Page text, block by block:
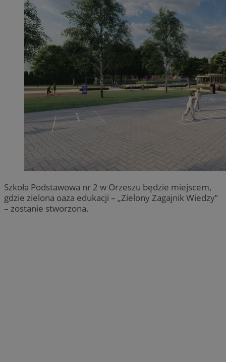
Szkoła Podstawowa nr 2 w Orzeszu będzie miejscem,
gdzie zielona oaza edukacji – „Zielony Zagajnik Wiedzy”
– zostanie stworzona.